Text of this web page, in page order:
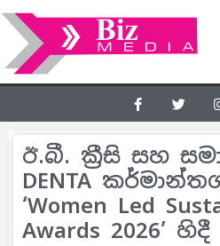
ඊ.බී. ක්‍රීසි සහ
DENTA
‘Women Led
Awards 2026’